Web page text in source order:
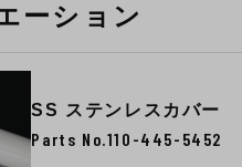
ーション
SS ステンレスカバー
Parts No.110-445-5452